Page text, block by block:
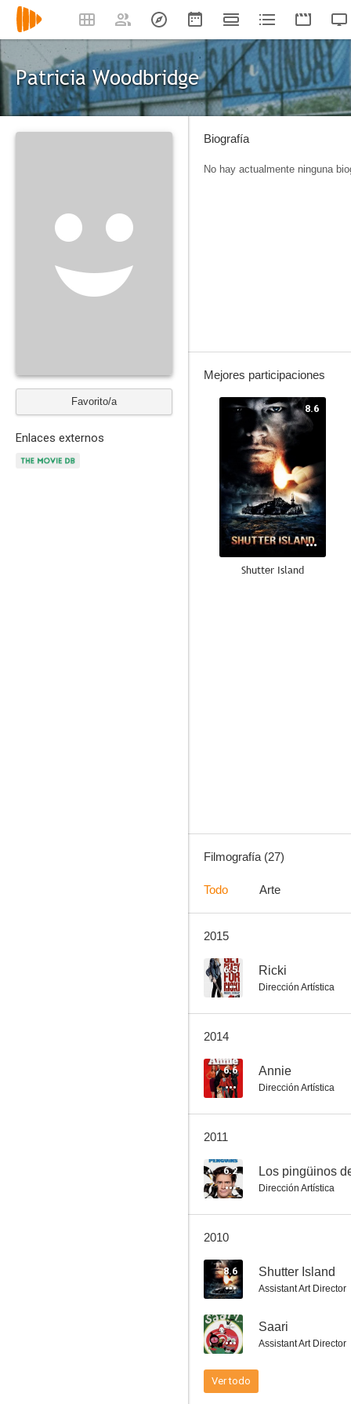
Patricia Woodbridge
Favorito/a
Enlaces externos
Biografía
No hay actualmente ninguna
Mejores participaciones
8.6
Shutter Island
Filmografía (27)
Todo Arte
2015
6.5 Ricki
Dirección Artística
2014
6.6 Annie
Dirección Artística
2011
6.2 Los pingüinos
Dirección Artística
2010
8.6 Shutter Island
Assistant Art Director
-- Saari
Assistant Art Director
Ver todo